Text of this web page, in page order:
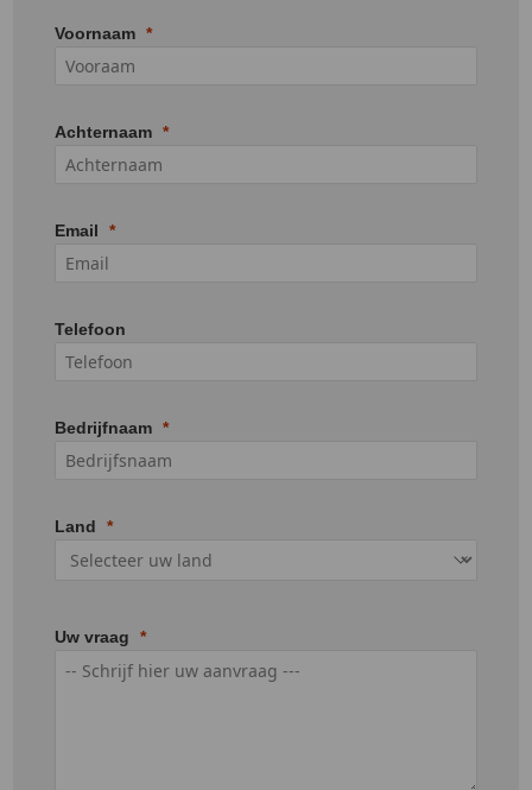
Voornaam
Achternaam
Email
Telefoon
Bedrijfnaam
Land
Uw vraag